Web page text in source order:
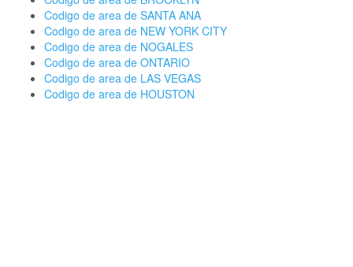
Codigo de area de SANTA ANA
Codigo de area de NEW YORK CITY
Codigo de area de NOGALES
Codigo de area de ONTARIO
Codigo de area de LAS VEGAS
Codigo de area de HOUSTON